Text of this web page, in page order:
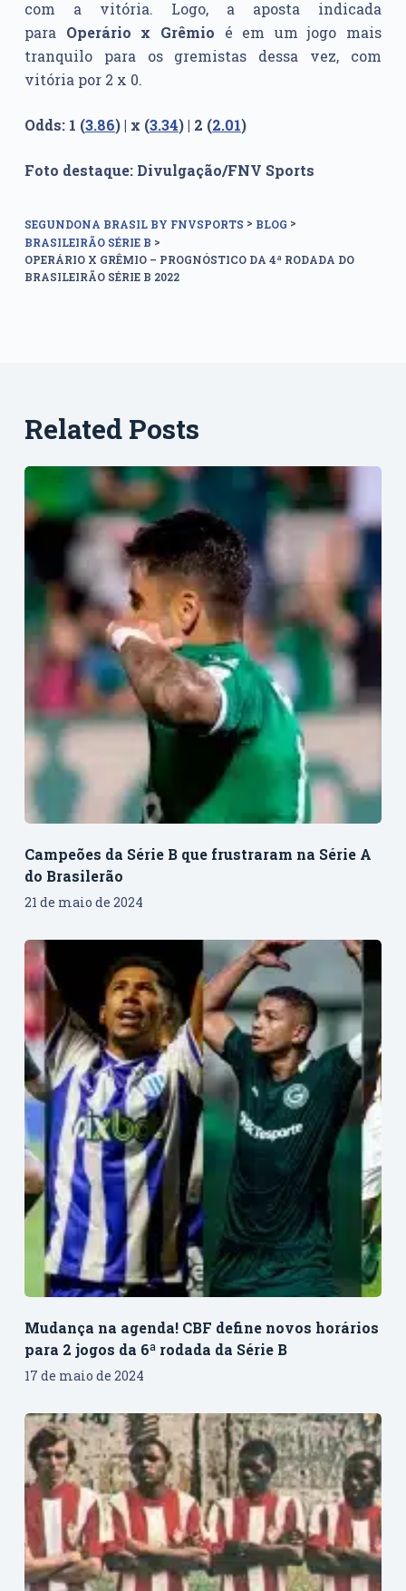
com a vitória. Logo, a aposta indicada
para Operário x Grêmio é em um jogo mais
tranquilo para os gremistas dessa vez, com
vitória por 2 x 0.
Odds: 1 (3.86) | x (3.34) | 2 (2.01)
Foto destaque: Divulgação/FNV Sports
SEGUNDONA BRASIL BY FNVSPORTS > BLOG >
BRASILEIRÃO SÉRIE B >
OPERÁRIO X GRÊMIO – PROGNÓSTICO DA 4ª RODADA DO
BRASILEIRÃO SÉRIE B 2022
Related Posts
Campeões da Série B que frustraram na Série A
do Brasilerão
21 de maio de 2024
Mudança na agenda! CBF define novos horários
para 2 jogos da 6ª rodada da Série B
17 de maio de 2024